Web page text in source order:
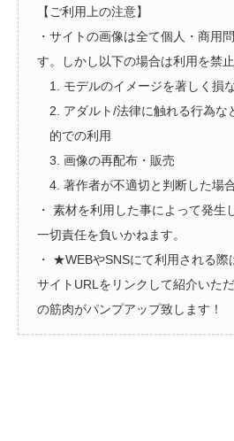
【ご利用上の注意】
・サイトの画像は全て個人・商用
す。しかし以下の場合は利用を禁止
1. モデルのイメージを著しく損
2. アダルト/法律に触れる行為な
的での利用
3. 画像の再配布・販売
4. 著作者が不適切と判断した場
・ 素材を利用した事によって発生
一切責任を負いかねます。
・ ★WEBやSNSにて利用される
サイトURLをリンクして紹介いた
の筋肉がパンプアップ致します！